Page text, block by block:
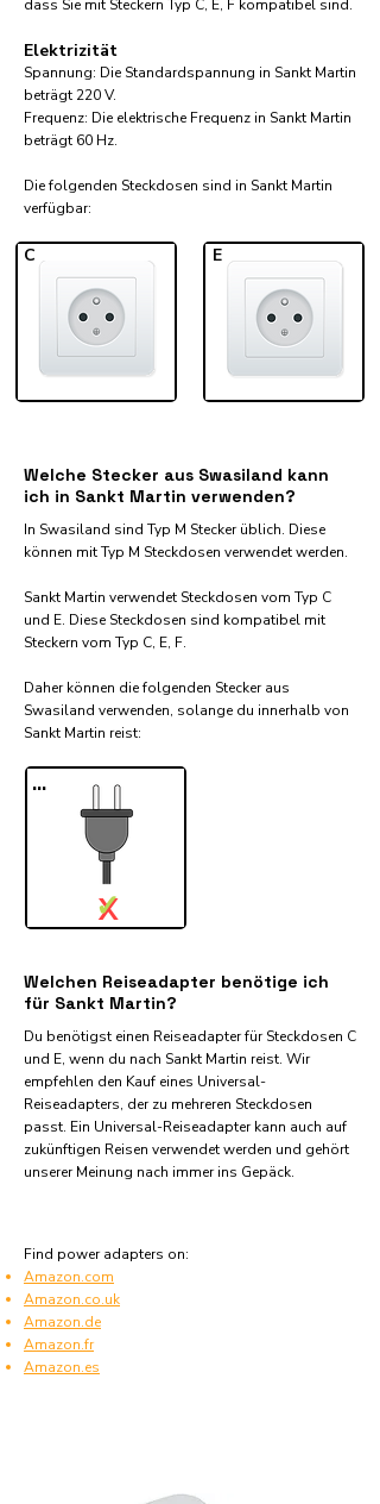
dass Sie mit Steckern Typ C, E, F kompatibel sind.
Elektrizität
Spannung: Die Standardspannung in Sankt Martin
beträgt 220 V.
Frequenz: Die elektrische Frequenz in Sankt Martin
beträgt 60 Hz.
Die folgenden Steckdosen sind in Sankt Martin
verfügbar:​
C E
Welche Stecker aus Swasiland kann
ich in Sankt Martin verwenden?
In Swasiland sind Typ M Stecker üblich. Diese
können mit Typ M Steckdosen verwendet werden.
Sankt Martin verwendet Steckdosen vom Typ C
und E. Diese Steckdosen sind kompatibel mit
Steckern vom Typ C, E, F.
Daher können die folgenden Stecker aus
Swasiland verwenden, solange du innerhalb von
Sankt Martin reist:​
...
X
✓
Welchen Reiseadapter benötige ich
für Sankt Martin?
Du benötigst einen Reiseadapter für Steckdosen C
und E, wenn du nach Sankt Martin reist. Wir
empfehlen den Kauf eines Universal-
Reiseadapters, der zu mehreren Steckdosen
passt. Ein Universal-Reiseadapter kann auch auf
zukünftigen Reisen verwendet werden und gehört
unserer Meinung nach immer ins Gepäck.
Find power adapters on:
Amazon.com
Amazon.co.uk
Amazon.de
Amazon.fr
Amazon.es